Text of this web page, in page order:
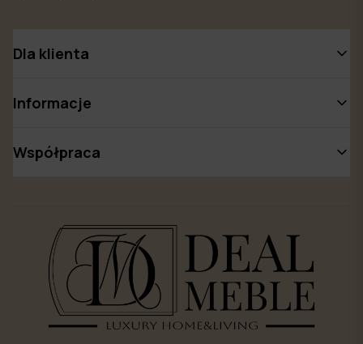
Dla klienta
Informacje
Współpraca